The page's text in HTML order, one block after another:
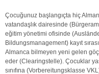
Çocuğunuz başlangıçta hiç
vatandaşlık dairesinde
eğitim yönetimi ofisinde
Bildungsmanagement) kayıt
Almanca bilmeyen yeni gelen
eder (Clearingstelle). Çocuklar
sınıfına (Vorbereitungsklasse